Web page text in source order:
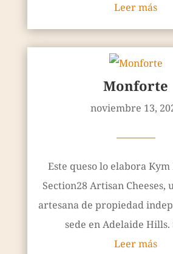
Leer más
Monforte
noviembre 13,
————
Este queso lo elabora
Section28 Artisan Cheeses,
artesana de propiedad
sede en Adelaide Hills.
Leer más